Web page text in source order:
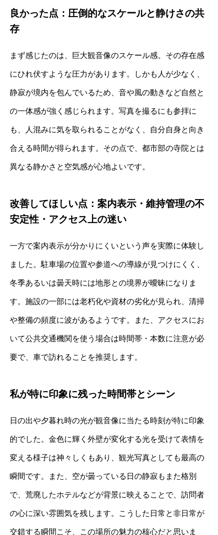
良かった点：圧倒的なスケールと静けさの共
存
まず感じたのは、巨大観音像のスケール感。その存在感
にひれ伏すような圧力があります。しかも人が少なく、
静寂が境内を包んでいるため、音や風の動きなど自然と
の一体感が強く感じられます。写真を撮るにも参拝に
も、人混みに気を取られることがなく、自分自身と向き
合える時間が得られます。その点で、都市部の寺院とは
異なる静かさと空気感が心地よいです。
改善してほしい点：案内表示・維持管理の不
安定性・アクセス上の迷い
一方で案内表示が分かりにくいという声を実際に体験し
ました。駐車場の位置や参道への導線が見つけにくく、
冬季あるいは曇天時には地形との境界が曖昧になりま
す。施設の一部には老朽化や資材の劣化が見られ、清掃
や整備の頻度に波があるようです。また、アクセスにお
いて公共交通機関を使う場合は時間帯・本数に注意が必
要で、車で訪れることを推奨します。
私が特に印象に残った時間帯とシーン
日の出や夕暮れ時の光が観音像に当たる時刻が特に印象
的でした。金色に輝く外壁が変化する光を受けて表情を
変える様子は神々しくもあり、観光写真としても最高の
瞬間です。また、空が曇っている日の静寂もまた格別
で、荒廃したホテルなどが背景に映えることで、訪問者
の心に深い雰囲気を残します。こうした日常と非日常が
交錯する瞬間こそ、この場所の魅力の核心だと思いま